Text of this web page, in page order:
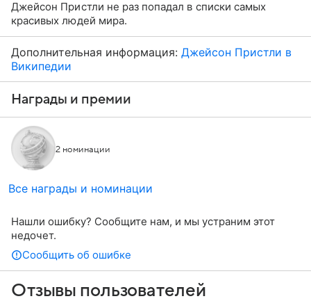
Награды и премии
2 номинации
Все награды и номинации
Джейсон Пристли не раз попадал в списки самых
красивых людей мира.
Дополнительная информация: Джейсон Пристли в
Википедии
Нашли ошибку? Сообщите нам, и мы устраним этот
недочет.
Сообщить об ошибке
Отзывы пользователей